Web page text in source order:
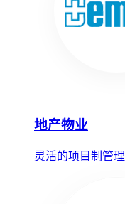
地产物业
灵活的项目制管